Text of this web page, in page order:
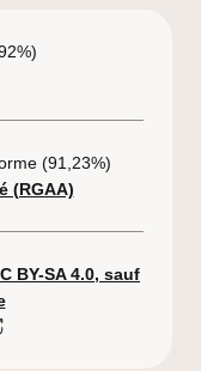
(91,23%)
(RGAA)
BY-SA 4.0, sauf
(nouvelle fenêtre)
fenêtre)